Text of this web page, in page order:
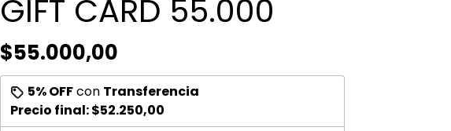
GIFT CARD 55.000
$55.000,00
5% OFFcon Transferencia
Precio final:$52.250,00